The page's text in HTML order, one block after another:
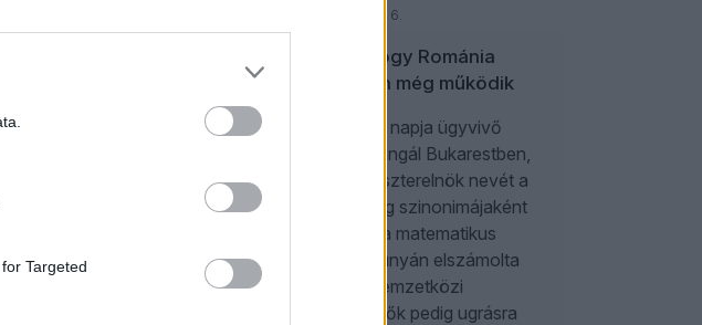
Targeted
2026. augusztus 6.
Csoda, hogy Románia
egyáltalán még működik
Közel száz napja ügyvivő
kormány fungál Bukarestben,
ahol a miniszterelnök nevét a
szegénység szinonimájaként
emlegetik, a matematikus
államfő csúnyán elszámolta
magát, a nemzetközi
hitelminősítők pedig ugrásra